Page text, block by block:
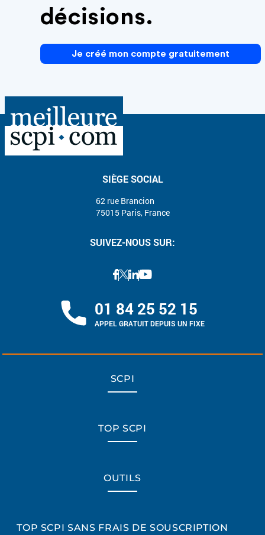
décisions.
Je créé mon compte gratuitement
SIÈGE SOCIAL
62 rue Brancion
75015 Paris, France
SUIVEZ-NOUS SUR:
01 84 25 52 15
APPEL GRATUIT DEPUIS UN FIXE
SCPI
TOP SCPI
OUTILS
TOP SCPI SANS FRAIS DE SOUSCRIPTION